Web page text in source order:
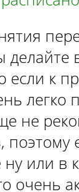
делайте
если к
легко
не
поэтому
ну или в
очень